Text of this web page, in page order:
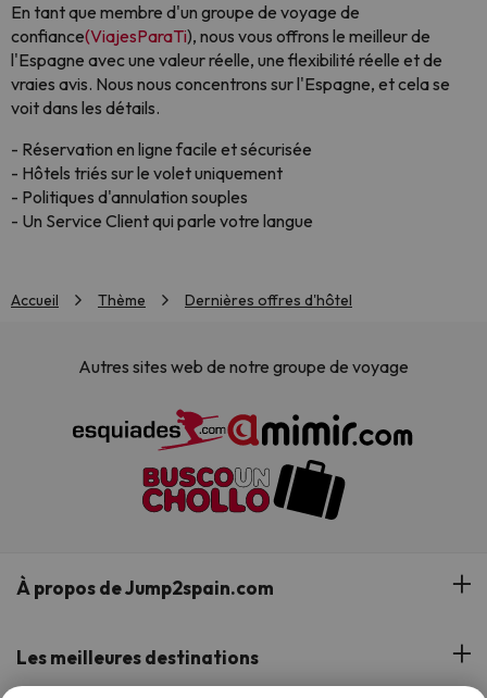
En tant que membre d'un groupe de voyage de
confiance(ViajesParaTi), nous vous offrons le meilleur de
l'Espagne avec une valeur réelle, une flexibilité réelle et de
vraies avis. Nous nous concentrons sur l'Espagne, et cela se
voit dans les détails.
- Réservation en ligne facile et sécurisée
- Hôtels triés sur le volet uniquement
- Politiques d'annulation souples
- Un Service Client qui parle votre langue
Accueil Thème Dernières offres d'hôtel
Autres sites web de notre groupe de voyage
À propos de Jump2spain.com
Avis des clients
Notre équipe
Les meilleures destinations